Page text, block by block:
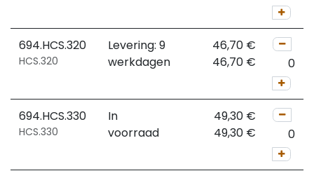
694.HCS.320
HCS.320
Levering: 9
werkdagen
46,70 €
46,70 €
694.HCS.330
HCS.330
In
voorraad
49,30 €
49,30 €